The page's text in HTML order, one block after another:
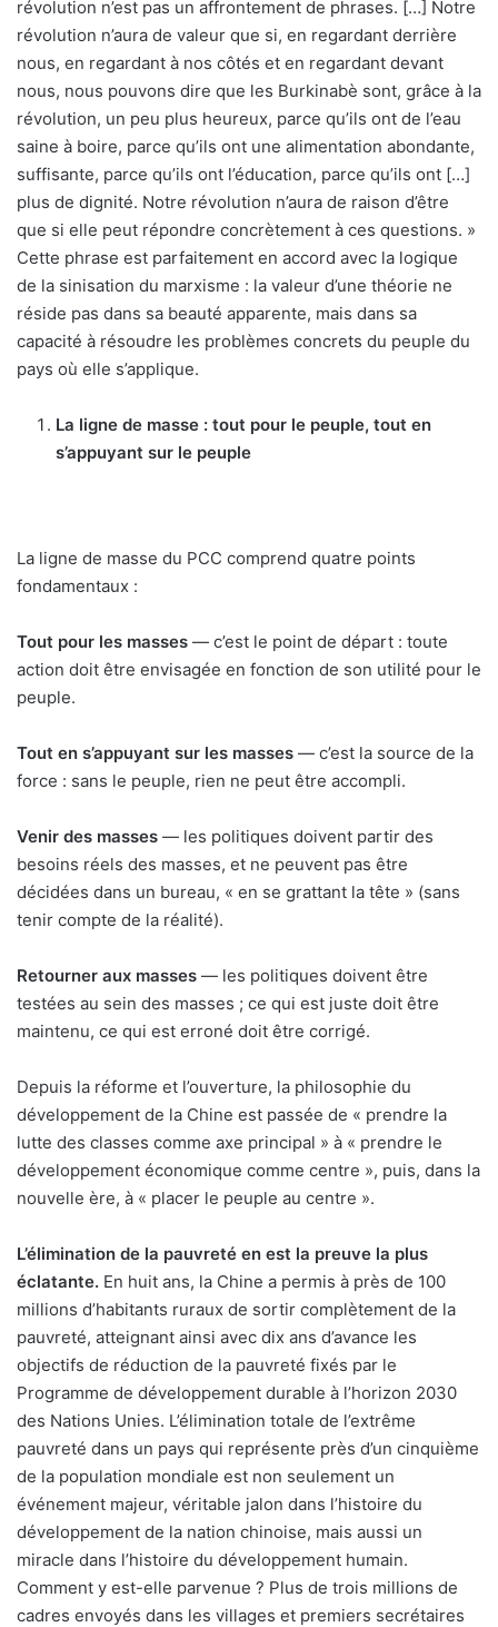
révolution n’est pas un affrontement de phrases. […] Notre
révolution n’aura de valeur que si, en regardant derrière
nous, en regardant à nos côtés et en regardant devant
nous, nous pouvons dire que les Burkinabè sont, grâce à la
révolution, un peu plus heureux, parce qu’ils ont de l’eau
saine à boire, parce qu’ils ont une alimentation abondante,
suffisante, parce qu’ils ont l’éducation, parce qu’ils ont […]
plus de dignité. Notre révolution n’aura de raison d’être
que si elle peut répondre concrètement à ces questions. »
Cette phrase est parfaitement en accord avec la logique
de la sinisation du marxisme : la valeur d’une théorie ne
réside pas dans sa beauté apparente, mais dans sa
capacité à résoudre les problèmes concrets du peuple du
pays où elle s’applique.
La ligne de masse : tout pour le peuple, tout en
s’appuyant sur le peuple
La ligne de masse du PCC comprend quatre points
fondamentaux :
Tout pour les masses — c’est le point de départ : toute
action doit être envisagée en fonction de son utilité pour le
peuple.
Tout en s’appuyant sur les masses — c’est la source de la
force : sans le peuple, rien ne peut être accompli.
Venir des masses — les politiques doivent partir des
besoins réels des masses, et ne peuvent pas être
décidées dans un bureau, « en se grattant la tête » (sans
tenir compte de la réalité).
Retourner aux masses — les politiques doivent être
testées au sein des masses ; ce qui est juste doit être
maintenu, ce qui est erroné doit être corrigé.
Depuis la réforme et l’ouverture, la philosophie du
développement de la Chine est passée de « prendre la
lutte des classes comme axe principal » à « prendre le
développement économique comme centre », puis, dans la
nouvelle ère, à « placer le peuple au centre ».
L’élimination de la pauvreté en est la preuve la plus
éclatante. En huit ans, la Chine a permis à près de 100
millions d’habitants ruraux de sortir complètement de la
pauvreté, atteignant ainsi avec dix ans d’avance les
objectifs de réduction de la pauvreté fixés par le
Programme de développement durable à l’horizon 2030
des Nations Unies. L’élimination totale de l’extrême
pauvreté dans un pays qui représente près d’un cinquième
de la population mondiale est non seulement un
événement majeur, véritable jalon dans l’histoire du
développement de la nation chinoise, mais aussi un
miracle dans l’histoire du développement humain.
Comment y est-elle parvenue ? Plus de trois millions de
cadres envoyés dans les villages et premiers secrétaires